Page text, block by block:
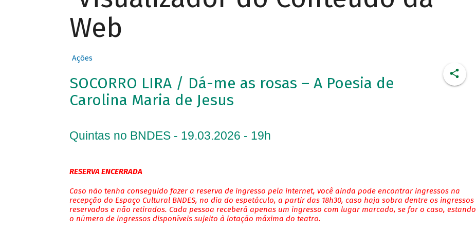
Web
Ações
SOCORRO LIRA / Dá-me as rosas – A Poesia de
Carolina Maria de Jesus
Quintas no BNDES - 19.03.2026 - 19h
RESERVA ENCERRADA
Caso não tenha conseguido fazer a reserva de ingresso pela internet, você ainda pode encontrar ingressos na
recepção do Espaço Cultural BNDES, no dia do espetáculo, a partir das 18h30, caso haja sobra dentre os ingressos
reservados e não retirados. Cada pessoa receberá apenas um ingresso com lugar marcado, se for o caso, estando
o número de ingressos disponíveis sujeito à lotação máxima do teatro.